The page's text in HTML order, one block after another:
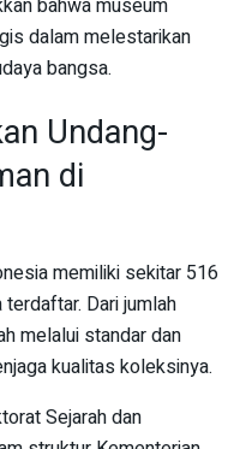
dalam melestarikan
bangsa.
Undang-
di
memiliki sekitar 516
Dari jumlah
melalui standar dan
kualitas koleksinya.
Sejarah dan